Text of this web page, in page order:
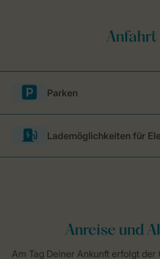
Parken
Lademöglichkeiten für